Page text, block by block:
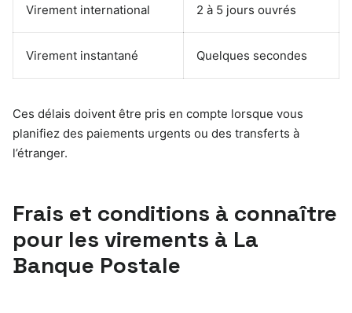
Virement international 2 à 5 jours ouvrés
Virement instantané Quelques secondes
Ces délais doivent être pris en compte lorsque vous
planifiez des paiements urgents ou des transferts à
l’étranger.
Frais et conditions à connaître
pour les virements à La
Banque Postale